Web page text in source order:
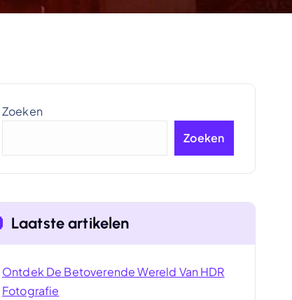
Zoeken
Zoeken
Laatste artikelen
Ontdek De Betoverende Wereld Van HDR
Fotografie